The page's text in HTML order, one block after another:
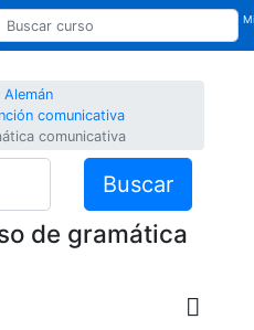
Alemán
comunicativa
comunicativa
Buscar
de gramática